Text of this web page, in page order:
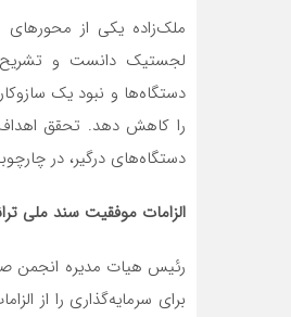
ملک‌زاده یکی از
لجستیک دانست و تشریح
دستگاه‌ها و نبود یک
را کاهش دهد. تحقق
دستگاه‌های درگیر، در
الزامات موفقیت سند ملی
رئیس هیات مدیره انجمن
برای سرمایه‌گذاری را از